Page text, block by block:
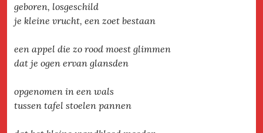
geboren, losgeschild
je kleine vrucht, een zoet bestaan
een appel die zo rood moest glimmen
dat je ogen ervan glansden
opgenomen in een wals
tussen tafel stoelen pannen